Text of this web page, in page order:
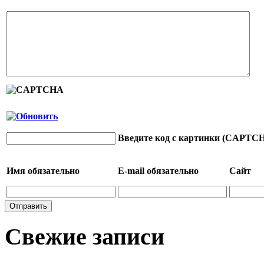
Введите код с картинки
Имя обязательно E-mail обязательно Сайт
Свежие записи